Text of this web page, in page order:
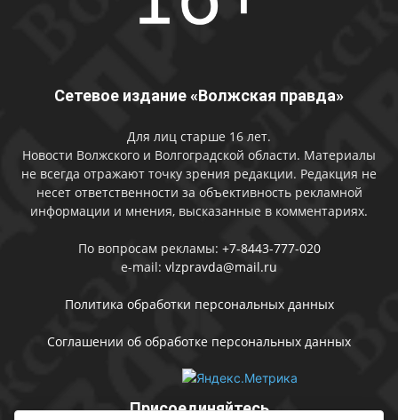
Сетевое издание «Волжская правда»
Для лиц старше 16 лет.
Новости Волжского и Волгоградской области. Материалы
не всегда отражают точку зрения редакции. Редакция не
несет ответственности за объективность рекламной
информации и мнения, высказанные в комментариях.
По вопросам рекламы: +7-8443-777-020
e-mail: vlzpravda@mail.ru
Политика обработки персональных данных
Соглашении об обработке персональных данных
Присоединяйтесь